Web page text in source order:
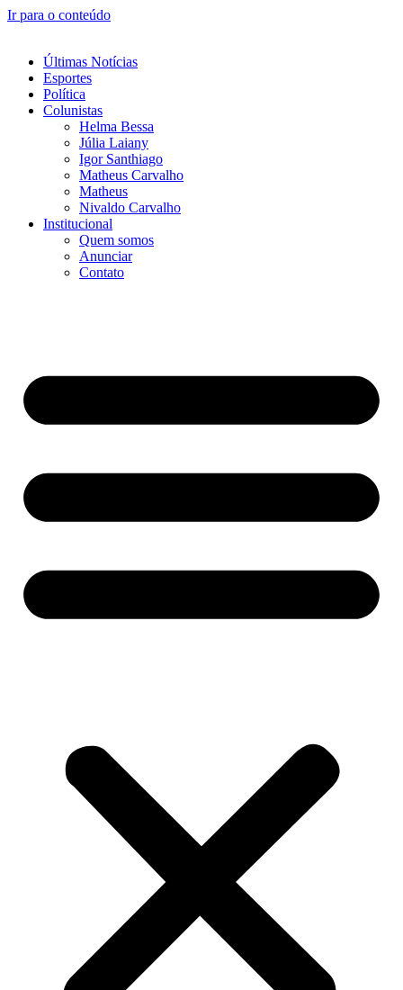
Ir para o conteúdo
Últimas Notícias
Esportes
Política
Colunistas
Helma Bessa
Júlia Laiany
Igor Santhiago
Matheus Carvalho
Matheus
Nivaldo Carvalho
Institucional
Quem somos
Anunciar
Contato